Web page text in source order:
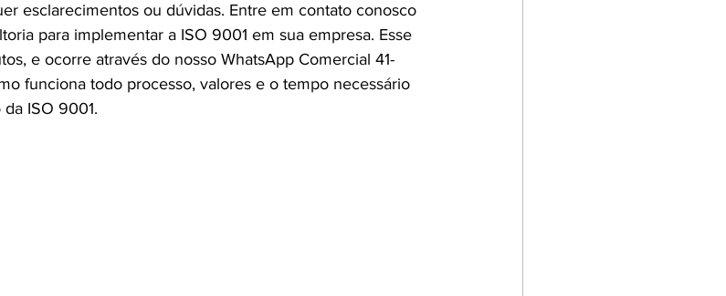
esclarecimentos ou dúvidas. Entre em contato conosco
para implementar a ISO 9001 em sua empresa. Esse
e ocorre através do nosso WhatsApp Comercial 41-
funciona todo processo, valores e o tempo necessário
ISO 9001.